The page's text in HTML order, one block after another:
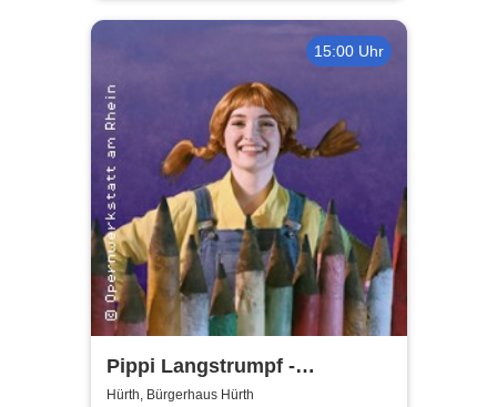
15:00 Uhr
Pippi Langstrumpf -
Bürgerhaus Hürth
Hürth, Bürgerhaus Hürth